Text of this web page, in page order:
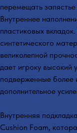
перемещать
Внутреннее
пластиковых
синтетического
великолепной
дает игроку высокий
подверженные более
дополнительное
Внутренняя
Cushion Foam,